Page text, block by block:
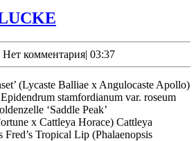
Нет комментария| 03:37
stamfordianum var. roseum
‘Saddle Peak’
x Cattleya Horace) Cattleya
Fred’s Tropical Lip (Phalaenopsis